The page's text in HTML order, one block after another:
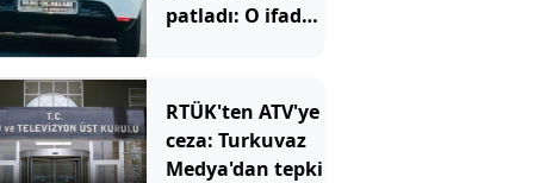
patladı: O ifade
RTÜK'ten ATV'ye
ceza: Turkuvaz
Medya'dan tepki